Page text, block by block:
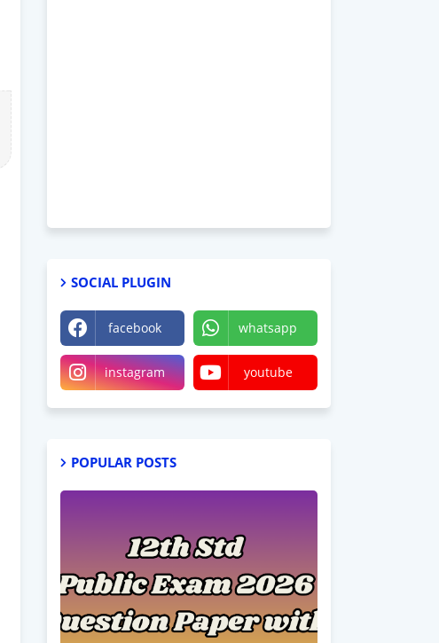
SOCIAL PLUGIN
facebook whatsapp
instagram youtube
POPULAR POSTS